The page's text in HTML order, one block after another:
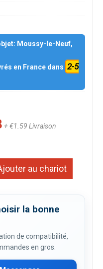
Moussy-le-Neuf,
en France dans 2-5
+ €1.59 Livraison
au chariot
la bonne
de compatibilité,
en gros.